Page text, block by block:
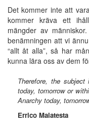
Det kommer inte att
kommer kräva ett
mängder av
benämningen att vi
“allt åt alla”, så har
kunna lära oss av dem
Therefore, the
today, tomorrow or
Anarchy today,
Errico Malatesta